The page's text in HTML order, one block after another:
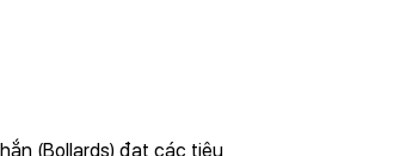
(Bollards) đạt các tiêu